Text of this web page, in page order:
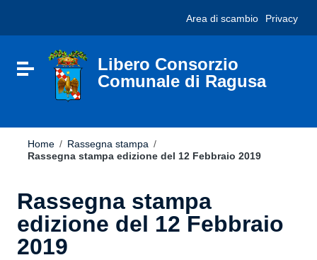
sito
include
Vai al footer
Area di scambio Privacy
Attiva / disattiva la navigazione
Libero Consorzio
Comunale di Ragusa
Home / Rassegna stampa /
Rassegna stampa edizione del 12 Febbraio 2019
Rassegna stampa
edizione del 12 Febbraio
2019